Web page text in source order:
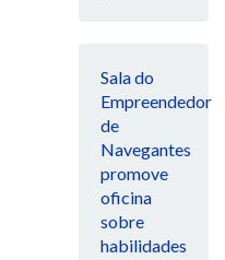
Sala do
Empreendedor
de
Navegantes
promove
oficina
sobre
habilidades